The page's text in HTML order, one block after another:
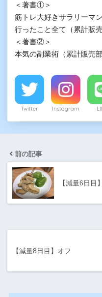
＜著書①＞
筋トレ大好きサラリーマ
行ったこと全て（累計販
＜著書②＞
本気の副業術（累計販売部
Twitter Instagram
前の記事
【減量6日目】
【減量8日目】オフ